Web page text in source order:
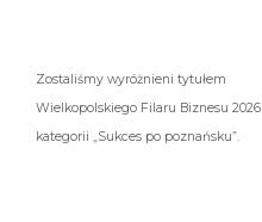
Zostaliśmy wyróżnieni tytułem
Wielkopolskiego Filaru Biznesu
kategorii „Sukces po poznańsku”.